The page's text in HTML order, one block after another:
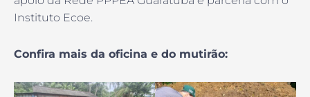
Instituto Ecoe.
Confira mais da oficina e do mutirão: